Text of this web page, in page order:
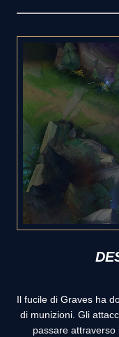
Il fucile di Graves ha
di munizioni. Gli
passare